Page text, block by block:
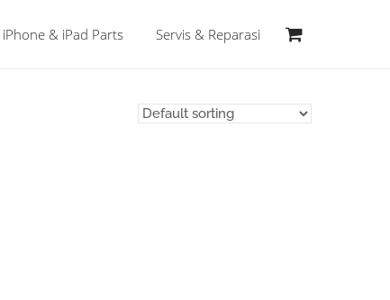
iPhone & iPad Parts Servis & Reparasi